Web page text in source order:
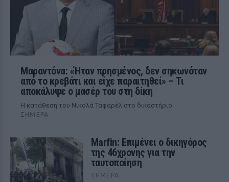
Μαραντόνα: «Ήταν πρησμένος, δεν σηκωνόταν
από το κρεβάτι και είχε παραιτηθεί» – Τι
αποκάλυψε ο μασέρ του στη δίκη
Η κατάθεση του Νικολά Ταφαρέλ στο δικαστήριο
ΣΉΜΕΡΑ
Marfin: Επιμένει ο δικηγόρος
της 46χρονης για την
ταυτοποίηση
ΣΉΜΕΡΑ